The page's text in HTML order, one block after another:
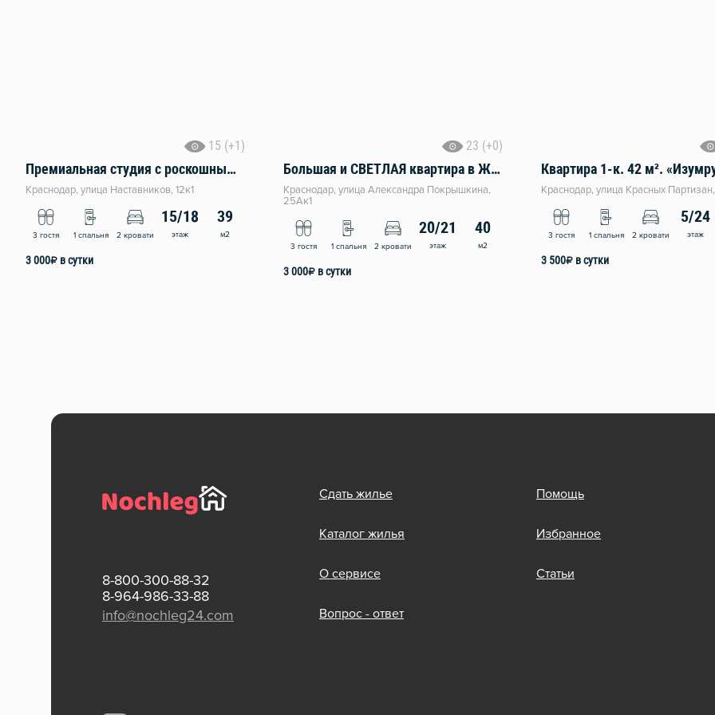
15 (+1)
Премиальная студия с роскошным видом
Краснодар, улица Наставников, 12к1
3 гостя 1 спальня 2 кровати
15/18
этаж
39
м2
3 000₽ в сутки
23 (+0)
Большaя и СВETЛAЯ квaртира в ЖК "ШOКOЛАД"
Краснодар, улица Александра Покрышкина,
25Ак1
3 гостя 1 спальня 2 кровати
20/21
этаж
40
м2
3 000₽ в сутки
Квартира 1-к. 42 м².
Краснодар, улица Красных
3 гостя 1 спальня 2 кровати
5/24
этаж
3 500₽ в сутки
8-800-300-88-32
8-964-986-33-88
info@nochleg24.com
Сдать жилье
Каталог жилья
О сервисе
Вопрос - ответ
Помощь
Избранное
Статьи